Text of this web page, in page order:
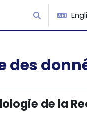
Toggle
des
de la